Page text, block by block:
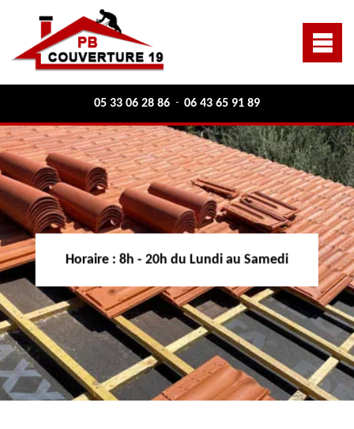
05 33 06 28 86 - 06 43 65 91 89
Horaire : 8h - 20h du Lundi au Samedi